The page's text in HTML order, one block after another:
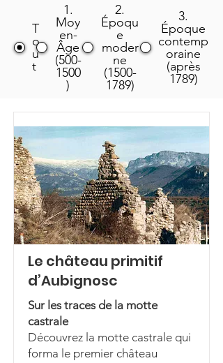
T
o
u
t
1.
Moy
en-
Âge
(500-
1500
)
2.
Époqu
e
moder
ne
(1500-
1789)
3.
Époque
contemp
oraine
(après
1789)
Le château primitif
d’Aubignosc
Sur les traces de la motte
castrale
Découvrez la motte castrale qui
forma le premier château